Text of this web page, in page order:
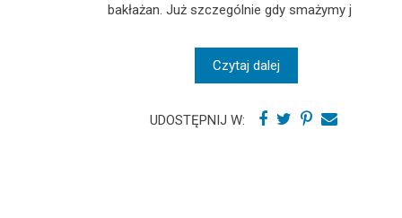
bakłażan. Już szczególnie gdy smażymy j
Czytaj dalej
UDOSTĘPNIJ W: